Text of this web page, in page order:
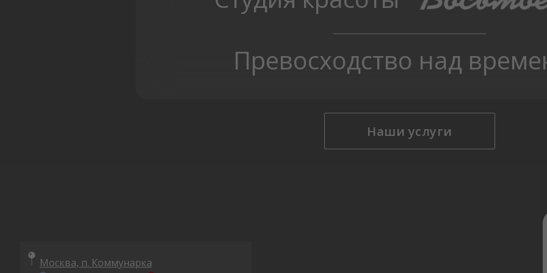
Превосходство над
Наши услуги
Москва, п. Коммунарка